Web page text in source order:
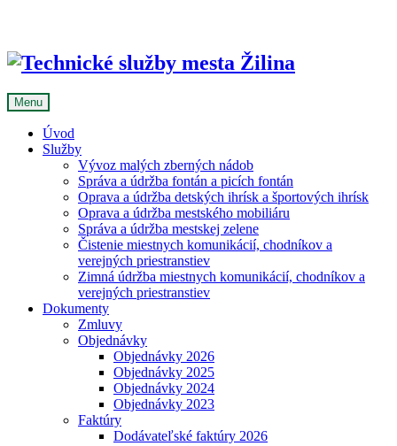
Menu
Úvod
Služby
Vývoz malých zberných nádob
Správa a údržba fontán a picích fontán
Oprava a údržba detských ihrísk a športových ihrísk
Oprava a údržba mestského mobiliáru
Správa a údržba mestskej zelene
Čistenie miestnych komunikácií, chodníkov a
verejných priestranstiev
Zimná údržba miestnych komunikácií, chodníkov a
verejných priestranstiev
Dokumenty
Zmluvy
Objednávky
Objednávky 2026
Objednávky 2025
Objednávky 2024
Objednávky 2023
Faktúry
Dodávateľské faktúry 2026